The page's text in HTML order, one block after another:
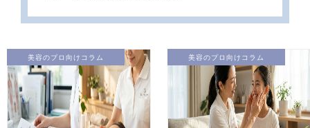
美容のプロ向けコラム 美容のプロ向けコラム